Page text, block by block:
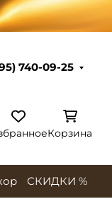
740-09-25
Корзина
СКИДКИ %